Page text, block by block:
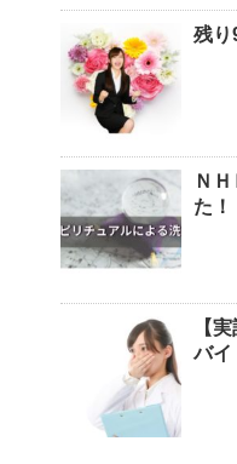
残り
Ｎ
た
【
バイ